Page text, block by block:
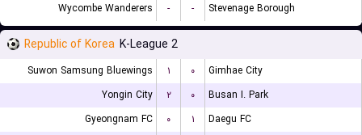
Wycombe Wanderers
- - Stevenage Borough
Republic of Korea K-League 2
Suwon Samsung Bluewings ۱ ۰
Gimhae City
Yongin City
۲ ۰
Busan I. Park
Gyeongnam FC
۰ ۱
Daegu FC